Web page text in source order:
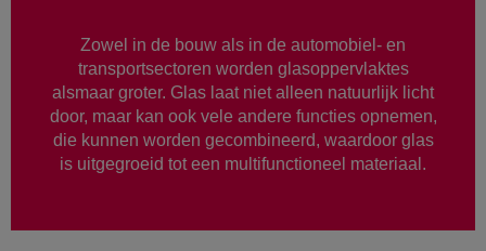
Zowel in de bouw als in de automobiel- en
transportsectoren worden glasoppervlaktes
alsmaar groter. Glas laat niet alleen natuurlijk licht
door, maar kan ook vele andere functies opnemen,
die kunnen worden gecombineerd, waardoor glas
is uitgegroeid tot een multifunctioneel materiaal.